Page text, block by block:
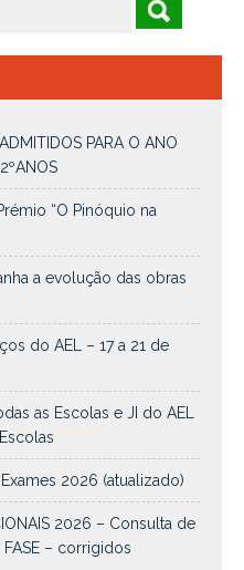
PARA O ANO
“O Pinóquio na
a evolução das obras
do AEL – 17 a 21 de
as Escolas e JI do AEL
2026 (atualizado)
2026 – Consulta de
FASE – corrigidos